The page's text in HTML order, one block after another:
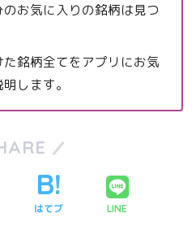
お気に入りの銘柄は見つ
銘柄全てをアプリにお気
します。
はてブ LINE